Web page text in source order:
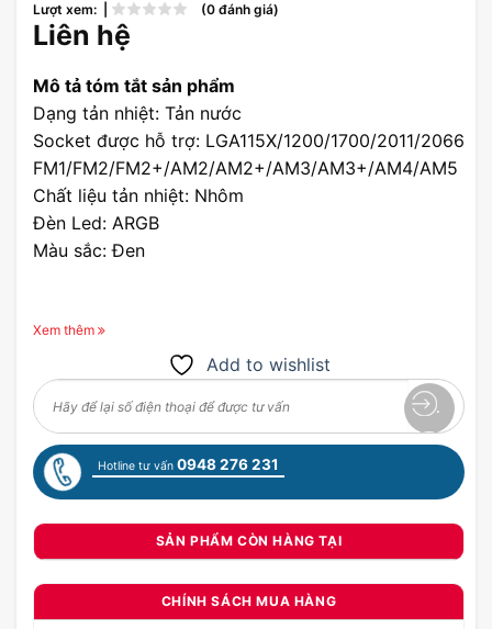
Lượt xem: | (0 đánh giá)
Liên hệ
Mô tả tóm tắt sản phẩm
Dạng tản nhiệt: Tản nước
Socket được hỗ trợ: LGA115X/1200/1700/2011/2066
FM1/FM2/FM2+/AM2/AM2+/AM3/AM3+/AM4/AM5
Chất liệu tản nhiệt: Nhôm
Đèn Led: ARGB
Màu sắc: Đen
Xem thêm
Add to wishlist
Hotline tư vấn 0948 276 231
SẢN PHẨM CÒN HÀNG TẠI
CHÍNH SÁCH MUA HÀNG